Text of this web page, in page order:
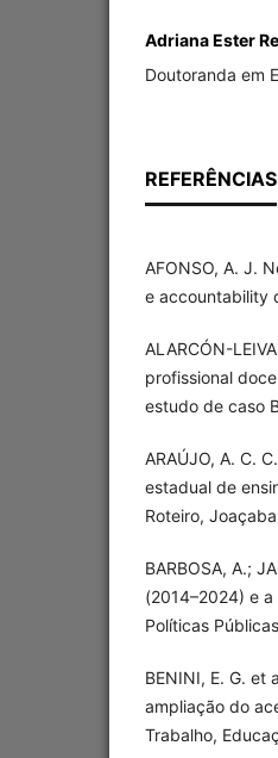
Adriana Ester
Doutoranda em
REFERÊNCIAS
AFONSO, A. J.
e accountability
ALARCÓN-
profissional
estudo de caso
ARAÚJO, A. C.
estadual de
Roteiro,
BARBOSA, A.;
(2014–2024) e
Políticas
BENINI, E. G.
ampliação do
Trabalho,